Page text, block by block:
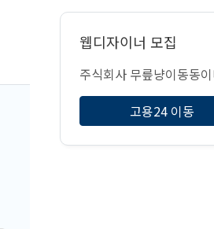
웹디자이너 모집
주식회사 무릎냥이동동
고용24 이동